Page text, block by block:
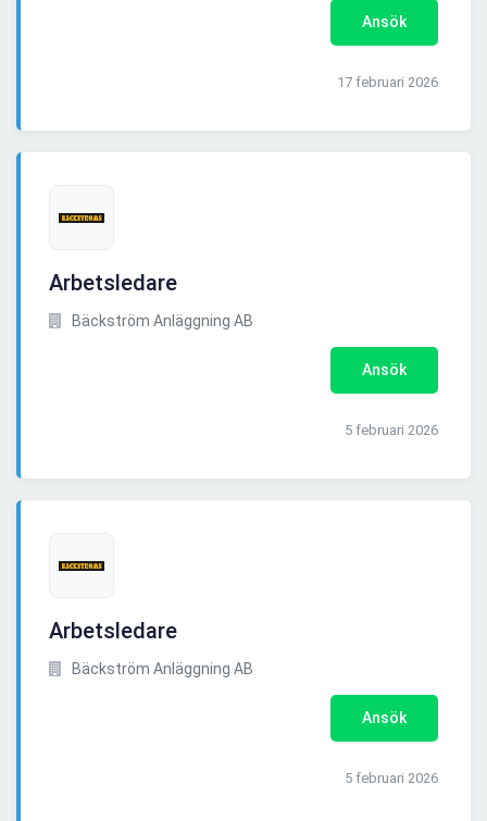
Ansök
17 februari 2026
Arbetsledare
Bäckström Anläggning AB
Ansök
5 februari 2026
Arbetsledare
Bäckström Anläggning AB
Ansök
5 februari 2026